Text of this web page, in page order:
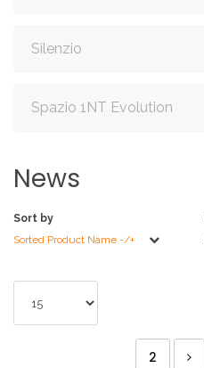
Silenzio
Spazio 1NT Evolution
News
Sort by
Sorted Product Name -/+
2